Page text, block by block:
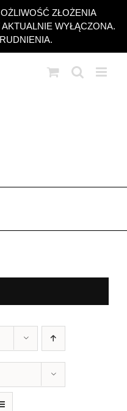
ZŁOŻENIA
WYŁĄCZONA.